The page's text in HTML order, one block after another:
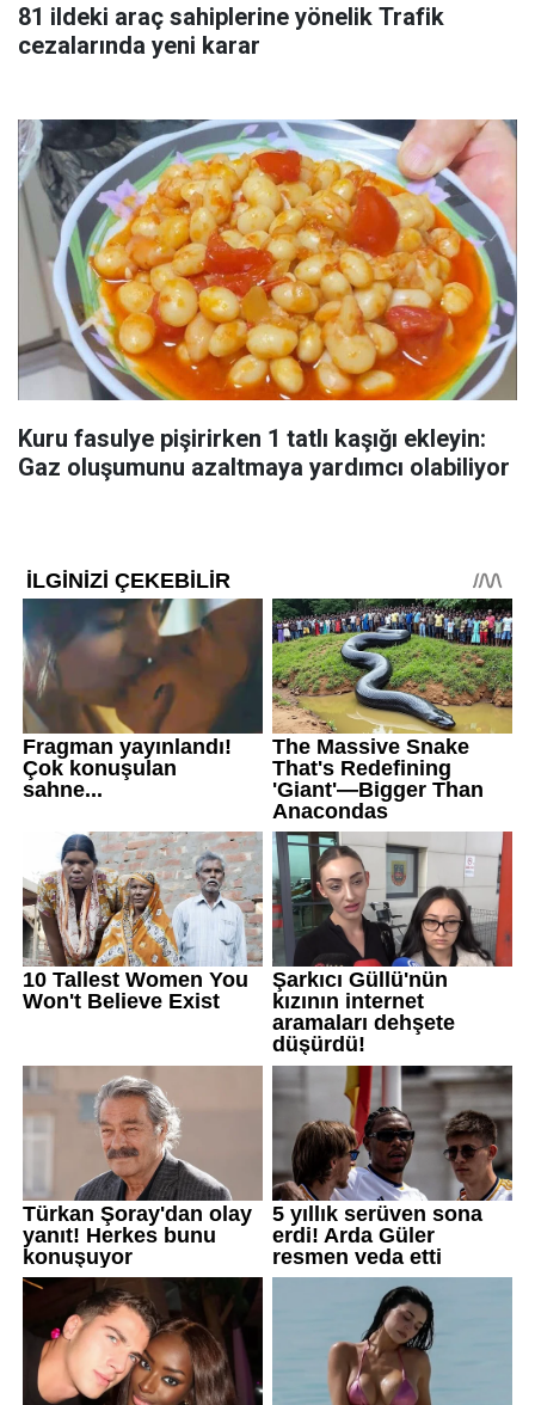
81 ildeki araç sahiplerine yönelik Trafik
cezalarında yeni karar
Kuru fasulye pişirirken 1 tatlı kaşığı ekleyin:
Gaz oluşumunu azaltmaya yardımcı olabiliyor